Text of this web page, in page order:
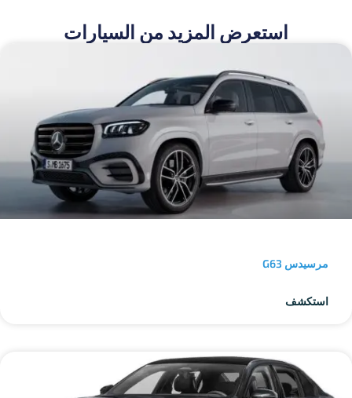
استعرض المزيد من السيارات
مرسيدس G63
استكشف